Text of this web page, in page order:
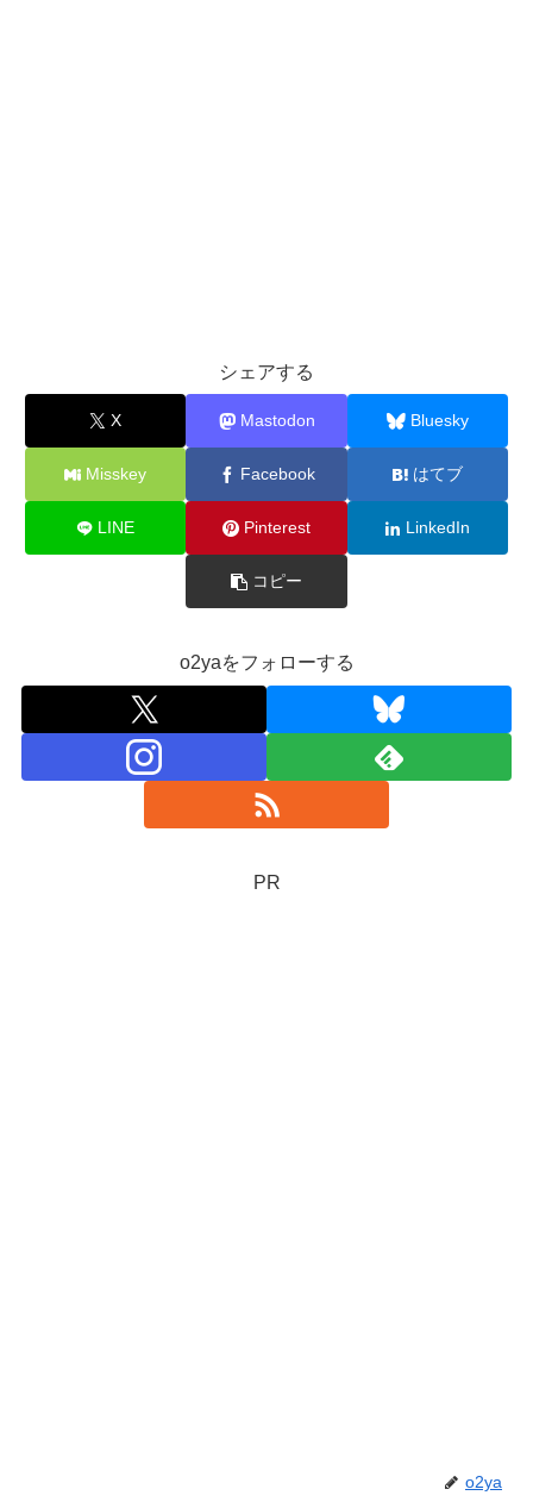
シェアする
X Mastodon Bluesky
Misskey Facebook はてブ
LINE Pinterest LinkedIn
コピー
o2yaをフォローする
PR
o2ya